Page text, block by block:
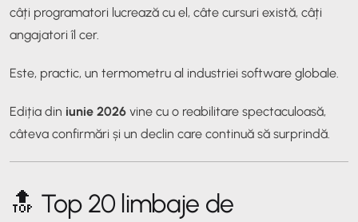
câți programatori lucrează cu el, câte cursuri există, câți
angajatori îl cer.
Este, practic, un termometru al industriei software globale.
Ediția din iunie 2026 vine cu o reabilitare spectaculoasă,
câteva confirmări și un declin care continuă să surprindă.
🔝 Top 20 limbaje de